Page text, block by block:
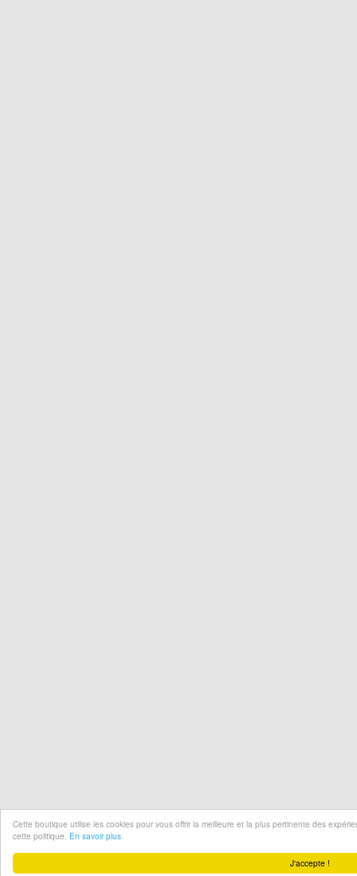
J'accepte !
Cette boutique utilise les cookies pour vous offrir la meilleure et la plus pertinente des
cette politique. En savoir plus